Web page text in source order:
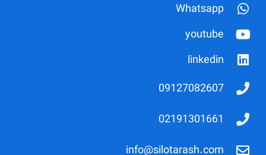
Whatsapp
youtube
linkedin
09127082607
02191301661
info@silotarash.com